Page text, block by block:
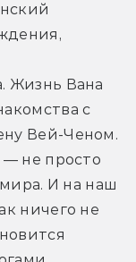
Жизнь Вана
с
Вей-Ченом.
— не просто
И на наш
ничего не